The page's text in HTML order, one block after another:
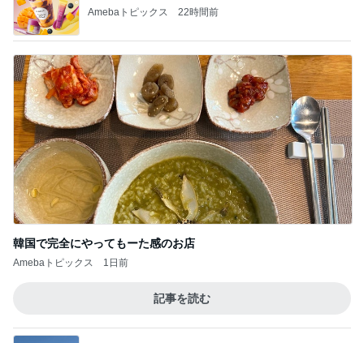
Amebaトピックス 22時間前
韓国で完全にやってもーた感のお店
Amebaトピックス 1日前
記事を読む